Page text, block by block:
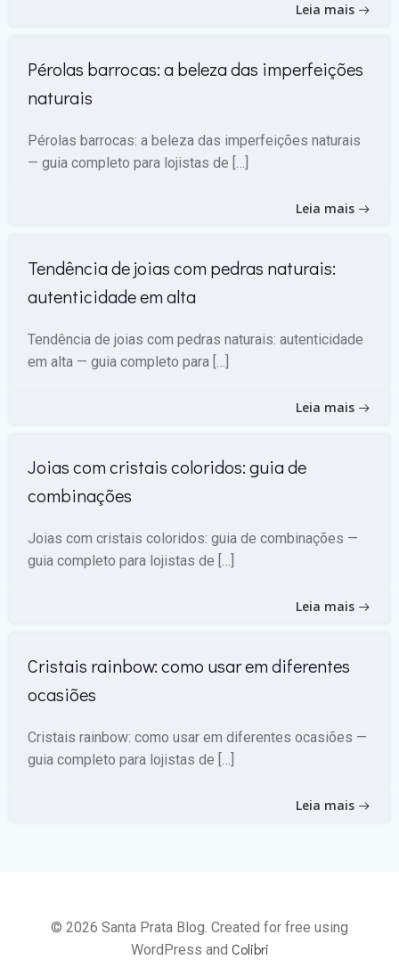
Leia mais
Pérolas barrocas: a beleza das imperfeições
naturais
Pérolas barrocas: a beleza das imperfeições naturais
— guia completo para lojistas de […]
Leia mais
Tendência de joias com pedras naturais:
autenticidade em alta
Tendência de joias com pedras naturais: autenticidade
em alta — guia completo para […]
Leia mais
Joias com cristais coloridos: guia de
combinações
Joias com cristais coloridos: guia de combinações —
guia completo para lojistas de […]
Leia mais
Cristais rainbow: como usar em diferentes
ocasiões
Cristais rainbow: como usar em diferentes ocasiões —
guia completo para lojistas de […]
Leia mais
© 2026 Santa Prata Blog. Created for free using
WordPress and Colibri